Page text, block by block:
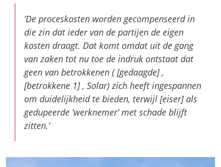
‘De proceskosten worden gecompenseerd in
die zin dat ieder van de partijen de eigen
kosten draagt. Dat komt omdat uit de gang
van zaken tot nu toe de indruk ontstaat dat
geen van betrokkenen ( [gedaagde] ,
[betrokkene 1] , Solar) zich heeft ingespannen
om duidelijkheid te bieden, terwijl [eiser] als
gedupeerde ‘werknemer’ met schade blijft
zitten.’